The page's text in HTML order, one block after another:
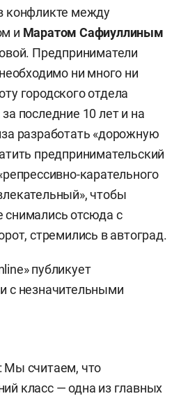
конфликте между
и Маратом Сафиуллиным
Предприниматели
ни много ни
городского отдела
последние 10 лет и на
разработать «дорожную
предпринимательский
карательного
чтобы
снимались отсюда с
стремились в автоград.
публикует
с незначительными
Мы считаем, что
класс — одна из главных